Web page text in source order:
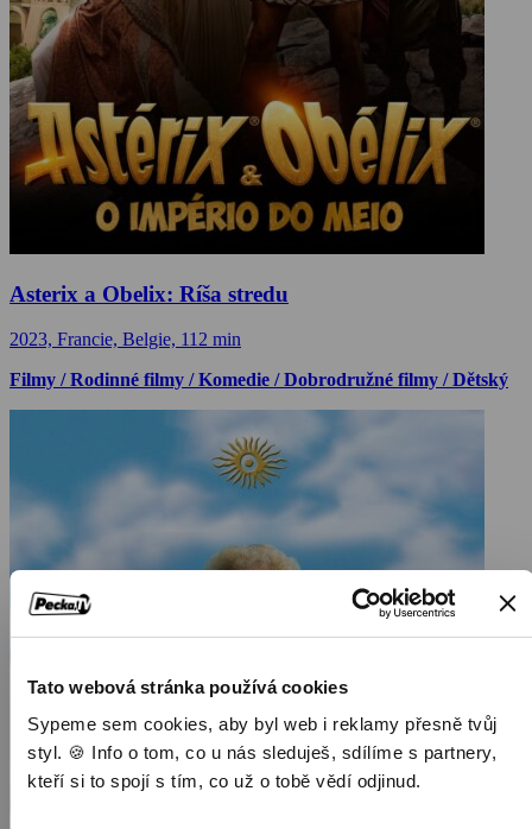
Tato webová stránka používá cookies
Sypeme sem cookies, aby byl web i reklamy přesně tvůj
styl. 🍪 Info o tom, co u nás sleduješ, sdílíme s partnery,
kteří si to spojí s tím, co už o tobě vědí odjinud.
Asterix a Obelix: Ríša stredu
2023, Francie, Belgie, 112 min
Filmy / Rodinné filmy / Komedie / Dobrodružné filmy / Dětský